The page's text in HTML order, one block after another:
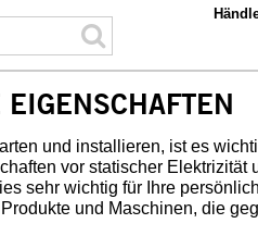
EIGENSCHAFTEN
und installieren, ist es
vor statischer Elektrizität
sehr wichtig für Ihre
und Maschinen, die